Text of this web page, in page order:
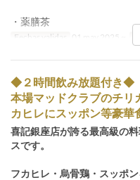
・薬膳茶
Fechas validas 01 may 2025 ~
◆２時間飲み放題付き◆
本場マッドクラブのチリ
カヒレにスッポン等豪華
喜記銀座店が誇る最高級の
スです。
フカヒレ・烏骨鶏・スッポ